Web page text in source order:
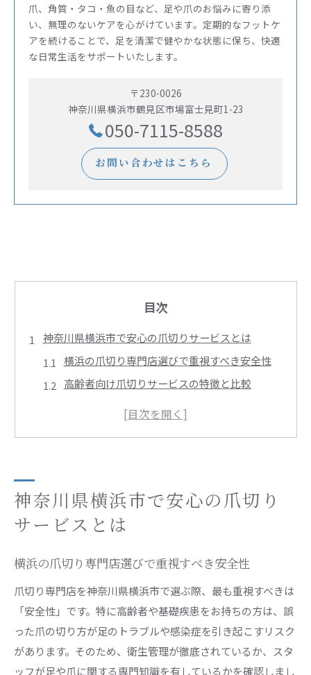
爪、角質・タコ・魚の目など、足や爪のお悩みに寄り添
い、無理のないケアを心がけています。定期的なフットケ
アを続けることで、足を清潔で健やかな状態に保ち、快適
な日常生活をサポートいたします。
〒230-0026
神奈川県横浜市鶴見区市場富士見町1-23
050-7115-8588
お問い合わせはこちら
目次
神奈川県横浜市で安心の爪切りサービスとは
横浜の爪切り専門店選びで重視すべき安全性
高齢者向け爪切りサービスの特徴と比較
足の爪を切ってくれるサロンの選び方ガイド
皮膚科と連携できる爪切りサービスの選び方
医療従事者による爪切りのメリットと注意点
訪問ケアで実践される爪切りの安全管理方法
医療連携の爪切りサービス利用の流れ
高齢者の足爪ケアに最適な爪切り選び方
高齢者が安心して使える爪切りサービスの基準
足の爪が厚い方に適した爪切り方法とは
神奈川県横浜市で安心の爪切り
サービスとは
横浜の爪切り専門店選びで重視すべき安全性
爪切り専門店を神奈川県横浜市で選ぶ際、最も重視すべきは
「安全性」です。特に高齢者や基礎疾患をお持ちの方は、誤
った爪の切り方が足のトラブルや感染症を引き起こすリスク
があります。そのため、衛生管理が徹底されているか、スタ
ッフが足や爪に関する専門知識を有しているかを確認しまし